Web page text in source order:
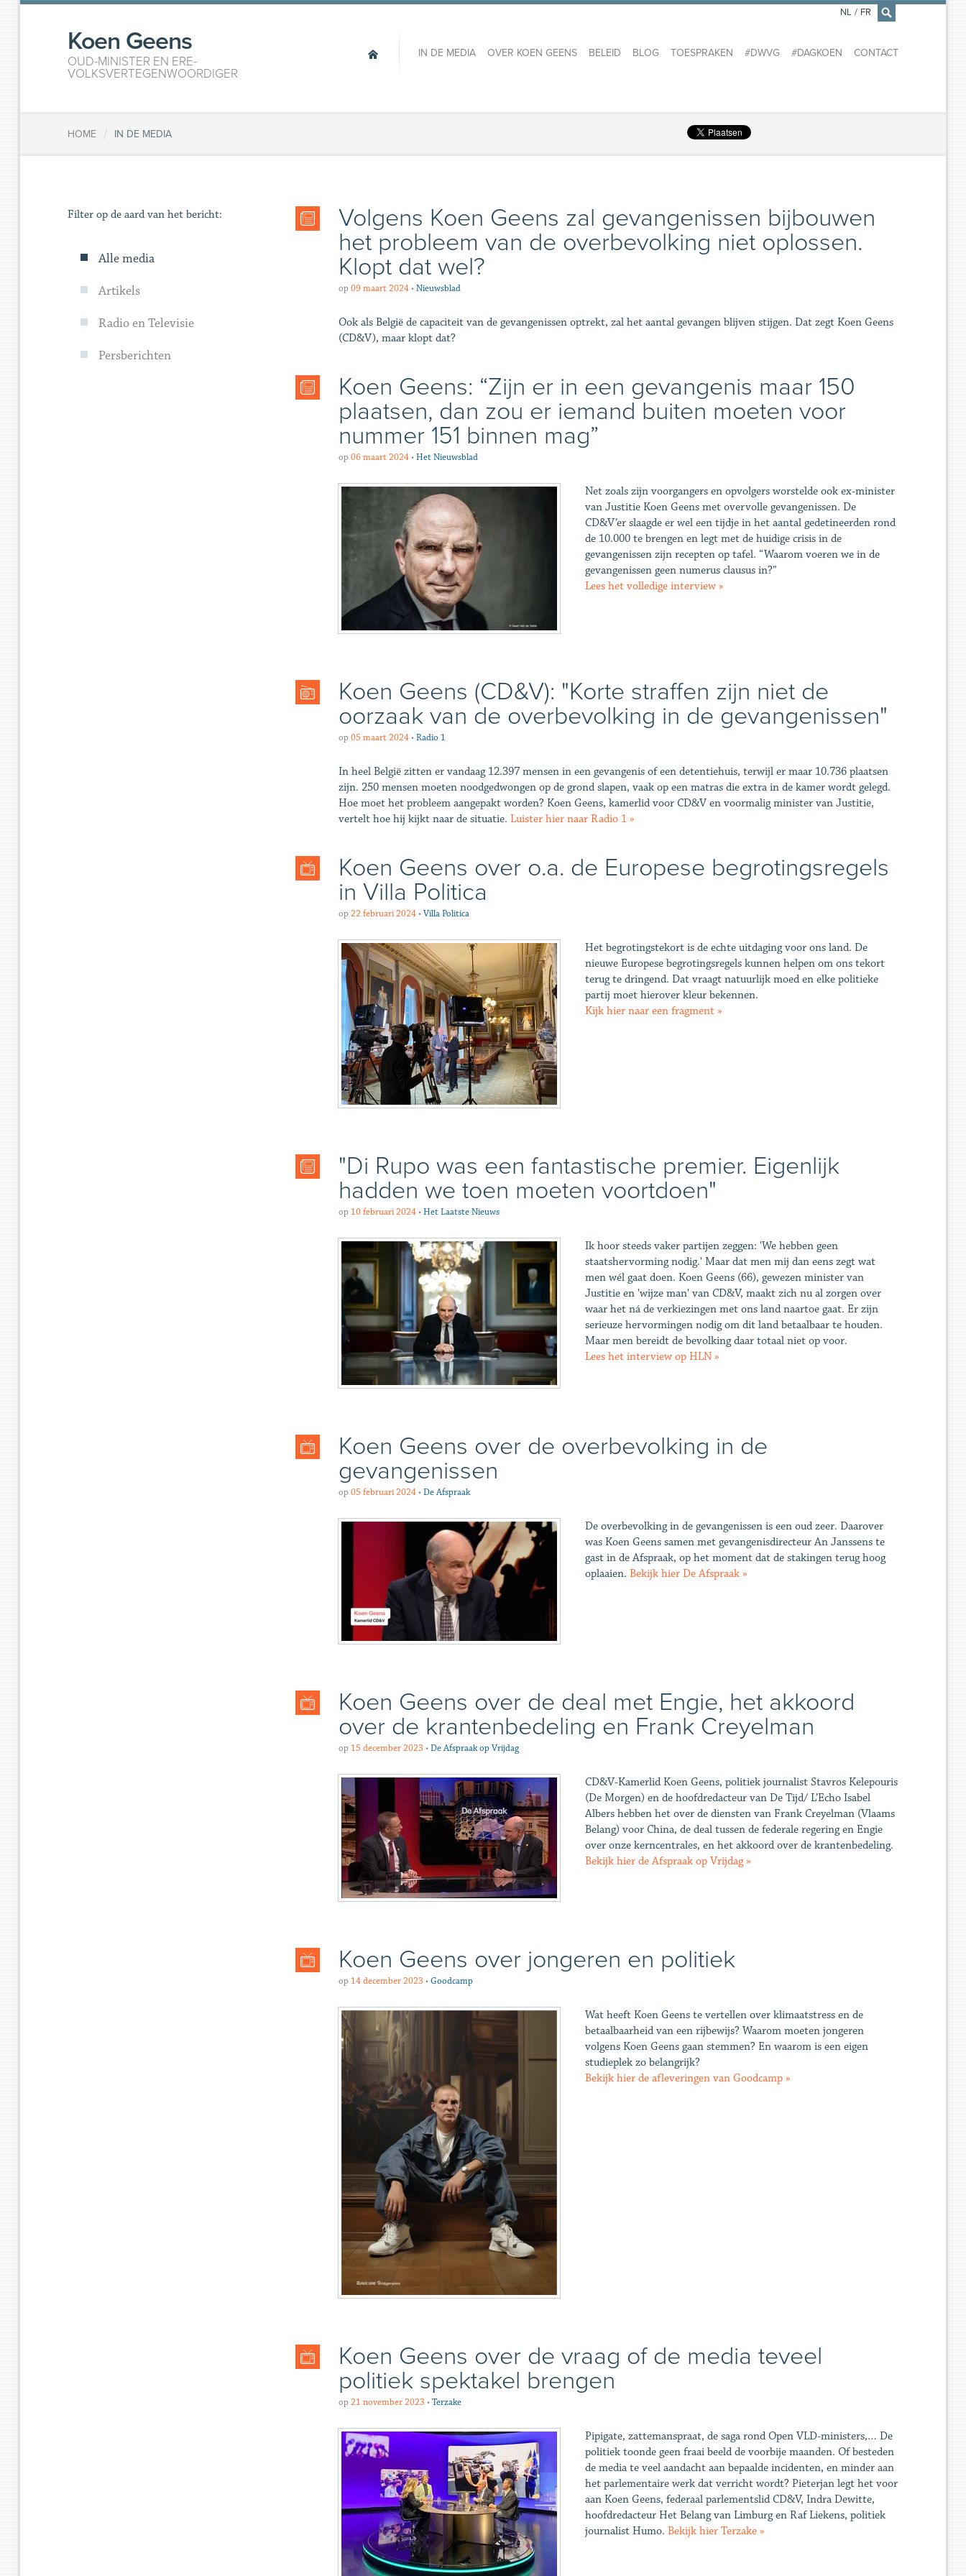
×
Koen Geens
OUD-MINISTER EN ERE-
VOLKSVERTEGENWOORDIGER
IN DE MEDIA OVER KOEN GEENS BELEID BLOG TOESPRAKEN #DWVG #DAGKOEN CONTACT
NL / FR
HOME / IN DE MEDIA
Volgens Koen Geens zal gevangenissen bijbouwen
het probleem van de overbevolking niet oplossen.
Klopt dat wel?
op 09 maart 2024 • Nieuwsblad
Ook als België de capaciteit van de gevangenissen optrekt, zal het aantal gevangen blijven stijgen. Dat zegt Koen Geens
(CD&V), maar klopt dat?
Koen Geens: “Zijn er in een gevangenis maar 150
plaatsen, dan zou er iemand buiten moeten voor
nummer 151 binnen mag”
op 06 maart 2024 • Het Nieuwsblad
Net zoals zijn voorgangers en opvolgers worstelde ook ex-minister
van Justitie Koen Geens met overvolle gevangenissen. De
CD&V’er slaagde er wel een tijdje in het aantal gedetineerden rond
de 10.000 te brengen en legt met de huidige crisis in de
gevangenissen zijn recepten op tafel. “Waarom voeren we in de
gevangenissen geen numerus clausus in?”
Lees het volledige interview »
Koen Geens (CD&V): "Korte straffen zijn niet de
oorzaak van de overbevolking in de gevangenissen"
op 05 maart 2024 • Radio 1
In heel België zitten er vandaag 12.397 mensen in een gevangenis of een detentiehuis, terwijl er maar 10.736 plaatsen
zijn. 250 mensen moeten noodgedwongen op de grond slapen, vaak op een matras die extra in de kamer wordt gelegd.
Hoe moet het probleem aangepakt worden? Koen Geens, kamerlid voor CD&V en voormalig minister van Justitie,
vertelt hoe hij kijkt naar de situatie. Luister hier naar Radio 1 »
Koen Geens over o.a. de Europese begrotingsregels
in Villa Politica
op 22 februari 2024 • Villa Politica
Het begrotingstekort is de echte uitdaging voor ons land. De
nieuwe Europese begrotingsregels kunnen helpen om ons tekort
terug te dringend. Dat vraagt natuurlijk moed en elke politieke
partij moet hierover kleur bekennen.
Kijk hier naar een fragment »
"Di Rupo was een fantastische premier. Eigenlijk
hadden we toen moeten voortdoen"
op 10 februari 2024 • Het Laatste Nieuws
Ik hoor steeds vaker partijen zeggen: 'We hebben geen
staatshervorming nodig.' Maar dat men mij dan eens zegt wat
men wél gaat doen. Koen Geens (66), gewezen minister van
Justitie en 'wijze man' van CD&V, maakt zich nu al zorgen over
waar het ná de verkiezingen met ons land naartoe gaat. Er zijn
serieuze hervormingen nodig om dit land betaalbaar te houden.
Maar men bereidt de bevolking daar totaal niet op voor.
Lees het interview op HLN »
Koen Geens over de overbevolking in de
gevangenissen
op 05 februari 2024 • De Afspraak
De overbevolking in de gevangenissen is een oud zeer. Daarover
was Koen Geens samen met gevangenisdirecteur An Janssens te
gast in de Afspraak, op het moment dat de stakingen terug hoog
oplaaien. Bekijk hier De Afspraak »
Koen Geens over de deal met Engie, het akkoord
over de krantenbedeling en Frank Creyelman
op 15 december 2023 • De Afspraak op Vrijdag
CD&V-Kamerlid Koen Geens, politiek journalist Stavros Kelepouris
(De Morgen) en de hoofdredacteur van De Tijd/ L’Echo Isabel
Albers hebben het over de diensten van Frank Creyelman (Vlaams
Belang) voor China, de deal tussen de federale regering en Engie
over onze kerncentrales, en het akkoord over de krantenbedeling.
Bekijk hier de Afspraak op Vrijdag »
Koen Geens over jongeren en politiek
op 14 december 2023 • Goodcamp
Wat heeft Koen Geens te vertellen over klimaatstress en de
betaalbaarheid van een rijbewijs? Waarom moeten jongeren
volgens Koen Geens gaan stemmen? En waarom is een eigen
studieplek zo belangrijk?
Bekijk hier de afleveringen van Goodcamp »
Koen Geens over de vraag of de media teveel
politiek spektakel brengen
op 21 november 2023 • Terzake
Pipigate, zattemanspraat, de saga rond Open VLD-ministers,… De
politiek toonde geen fraai beeld de voorbije maanden. Of besteden
de media te veel aandacht aan bepaalde incidenten, en minder aan
het parlementaire werk dat verricht wordt? Pieterjan legt het voor
aan Koen Geens, federaal parlementslid CD&V, Indra Dewitte,
hoofdredacteur Het Belang van Limburg en Raf Liekens, politiek
journalist Humo. Bekijk hier Terzake »
Filter op de aard van het bericht:
Alle media
Artikels
Radio en Televisie
Persberichten